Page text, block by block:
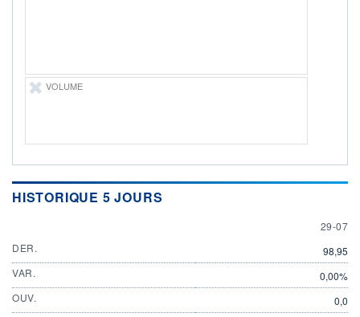
VOLUME
HISTORIQUE 5 JOURS
29 JULY
29-07
DER.
98,95
VAR.
0,00%
OUV.
0,0